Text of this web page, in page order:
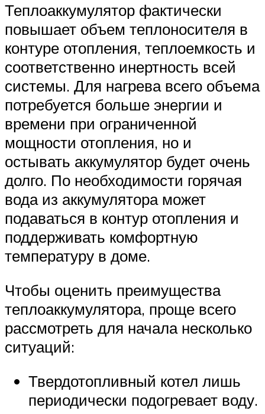
Теплоаккумулятор фактически
повышает объем теплоносителя в
контуре отопления, теплоемкость и
соответственно инертность всей
системы. Для нагрева всего объема
потребуется больше энергии и
времени при ограниченной
мощности отопления, но и
остывать аккумулятор будет очень
долго. По необходимости горячая
вода из аккумулятора может
подаваться в контур отопления и
поддерживать комфортную
температуру в доме.
Чтобы оценить преимущества
теплоаккумулятора, проще всего
рассмотреть для начала несколько
ситуаций:
Твердотопливный котел лишь
периодически подогревает воду.